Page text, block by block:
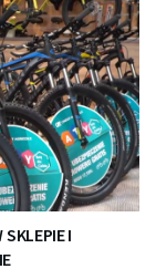
SKLEPIE I